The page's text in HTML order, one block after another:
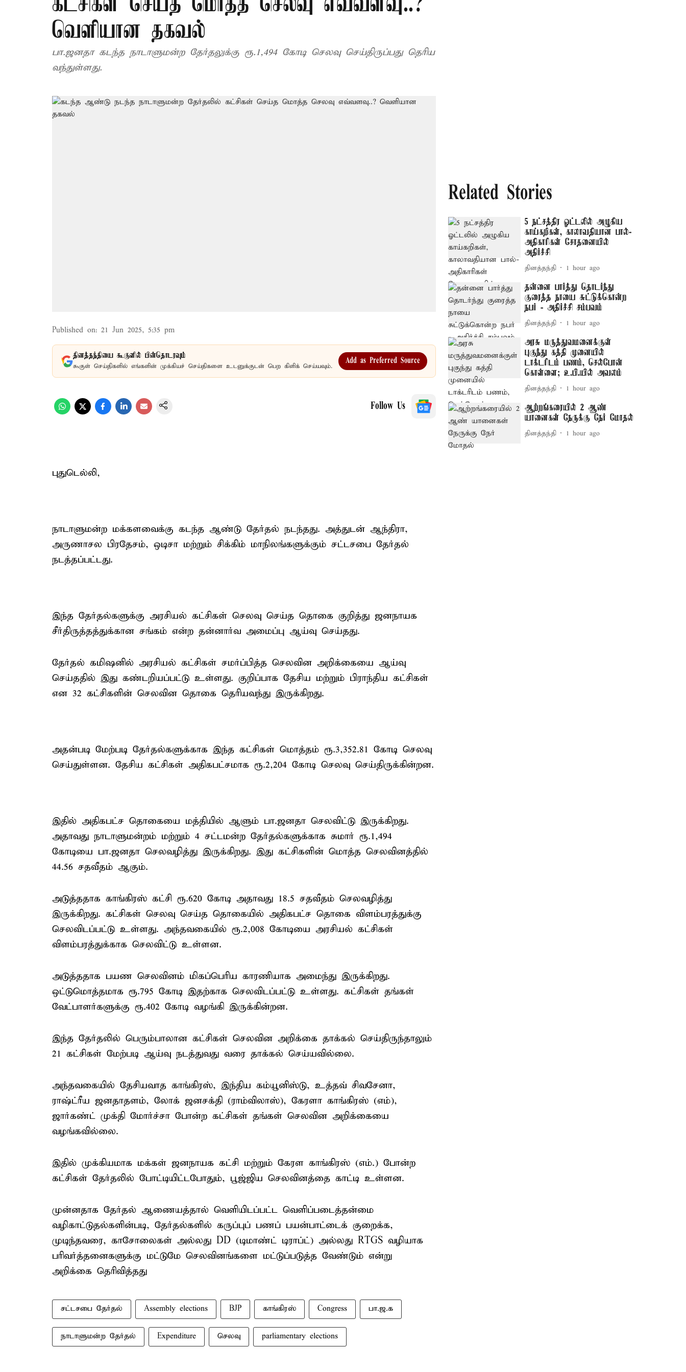
வெளியான தகவல்
பா.ஜனதா கடந்த நாடாளுமன்ற தேர்தலுக்கு ரூ.1,494 கோடி செலவு செய்திருப்பது தெரிய
வந்துள்ளது.
Published on: 21 Jun 2025, 5:35 pm
தினத்தந்தியை கூகுளில் பின்தொடரவும்
கூகுள் செய்திகளில் எங்களின் முக்கியச் செய்திகளை உடனுக்குடன் பெற கிளிக் செய்யவும்.
Add as Preferred Source
Follow Us
புதுடெல்லி,
நாடாளுமன்ற மக்களவைக்கு கடந்த ஆண்டு தேர்தல் நடந்தது. அத்துடன் ஆந்திரா,
அருணாசல பிரதேசம், ஒடிசா மற்றும் சிக்கிம் மாநிலங்களுக்கும் சட்டசபை தேர்தல்
நடத்தப்பட்டது.
இந்த தேர்தல்களுக்கு அரசியல் கட்சிகள் செலவு செய்த தொகை குறித்து ஜனநாயக
சீர்திருத்தத்துக்கான சங்கம் என்ற தன்னார்வ அமைப்பு ஆய்வு செய்தது.
தேர்தல் கமிஷனில் அரசியல் கட்சிகள் சமர்ப்பித்த செலவின அறிக்கையை ஆய்வு
செய்ததில் இது கண்டறியப்பட்டு உள்ளது. குறிப்பாக தேசிய மற்றும் பிராந்திய கட்சிகள்
என 32 கட்சிகளின் செலவின தொகை தெரியவந்து இருக்கிறது.
அதன்படி மேற்படி தேர்தல்களுக்காக இந்த கட்சிகள் மொத்தம் ரூ.3,352.81 கோடி செலவு
செய்துள்ளன. தேசிய கட்சிகள் அதிகபட்சமாக ரூ.2,204 கோடி செலவு செய்திருக்கின்றன.
இதில் அதிகபட்ச தொகையை மத்தியில் ஆளும் பா.ஜனதா செலவிட்டு இருக்கிறது.
அதாவது நாடாளுமன்றம் மற்றும் 4 சட்டமன்ற தேர்தல்களுக்காக சுமார் ரூ.1,494
கோடியை பா.ஜனதா செலவழித்து இருக்கிறது. இது கட்சிகளின் மொத்த செலவினத்தில்
44.56 சதவீதம் ஆகும்.
அடுத்ததாக காங்கிரஸ் கட்சி ரூ.620 கோடி அதாவது 18.5 சதவீதம் செலவழித்து
இருக்கிறது. கட்சிகள் செலவு செய்த தொகையில் அதிகபட்ச தொகை விளம்பரத்துக்கு
செலவிடப்பட்டு உள்ளது. அந்தவகையில் ரூ.2,008 கோடியை அரசியல் கட்சிகள்
விளம்பரத்துக்காக செலவிட்டு உள்ளன.
அடுத்ததாக பயண செலவினம் மிகப்பெரிய காரணியாக அமைந்து இருக்கிறது.
ஒட்டுமொத்தமாக ரூ.795 கோடி இதற்காக செலவிடப்பட்டு உள்ளது. கட்சிகள் தங்கள்
வேட்பாளர்களுக்கு ரூ.402 கோடி வழங்கி இருக்கின்றன.
இந்த தேர்தலில் பெரும்பாலான கட்சிகள் செலவின அறிக்கை தாக்கல் செய்திருந்தாலும்
21 கட்சிகள் மேற்படி ஆய்வு நடத்துவது வரை தாக்கல் செய்யவில்லை.
அந்தவகையில் தேசியவாத காங்கிரஸ், இந்திய கம்யூனிஸ்டு, உத்தவ் சிவசேனா,
ராஷ்ட்ரீய ஜனதாதளம், லோக் ஜனசக்தி (ராம்விலாஸ்), கேரளா காங்கிரஸ் (எம்),
ஜார்கண்ட் முக்தி மோர்ச்சா போன்ற கட்சிகள் தங்கள் செலவின அறிக்கையை
வழங்கவில்லை.
இதில் முக்கியமாக மக்கள் ஜனநாயக கட்சி மற்றும் கேரள காங்கிரஸ் (எம்.) போன்ற
கட்சிகள் தேர்தலில் போட்டியிட்டபோதும், பூஜ்ஜிய செலவினத்தை காட்டி உள்ளன.
முன்னதாக தேர்தல் ஆணையத்தால் வெளியிடப்பட்ட வெளிப்படைத்தன்மை
வழிகாட்டுதல்களின்படி, தேர்தல்களில் கருப்புப் பணப் பயன்பாட்டைக் குறைக்க,
முடிந்தவரை, காசோலைகள் அல்லது DD (டிமாண்ட் டிராப்ட்) அல்லது RTGS வழியாக
பரிவர்த்தனைகளுக்கு மட்டுமே செலவினங்களை மட்டுப்படுத்த வேண்டும் என்று
அறிக்கை தெரிவித்தது
சட்டசபை தேர்தல் Assembly elections BJP காங்கிரஸ் Congress பா.ஜ.க
நாடாளுமன்ற தேர்தல் Expenditure செலவு parliamentary elections
Related Stories
5 நட்சத்திர ஓட்டலில் அழுகிய
காய்கறிகள், காலாவதியான பால்-
அதிகாரிகள் சோதனையில்
அதிர்ச்சி
தினத்தந்தி 1 hour ago
தன்னை பார்த்து தொடர்ந்து
குரைத்த நாயை சுட்டுக்கொன்ற
நபர் - அதிர்ச்சி சம்பவம்
தினத்தந்தி 1 hour ago
அரசு மருத்துவமனைக்குள்
புகுந்து கத்தி முனையில்
டாக்டரிடம் பணம், செல்போன்
கொள்ளை; உ.பி.யில் அவலம்
தினத்தந்தி 1 hour ago
ஆற்றங்கரையில் 2 ஆண்
யானைகள் நேருக்கு நேர் மோதல்
தினத்தந்தி 1 hour ago